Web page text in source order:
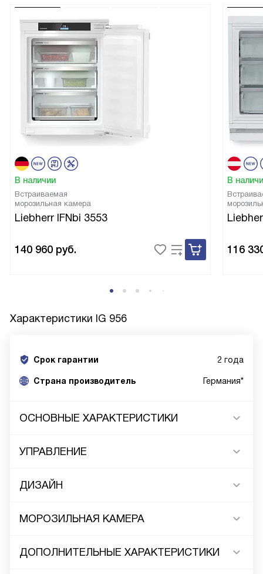
В наличии
Встраиваемая
морозильная камера
Liebherr IFNbi 3553
140 960 руб.
В
116
Характеристики IG 956
Срок гарантии 2 года
Cтрана производитель Германия*
ОСНОВНЫЕ ХАРАКТЕРИСТИКИ
УПРАВЛЕНИЕ
ДИЗАЙН
МОРОЗИЛЬНАЯ КАМЕРА
ДОПОЛНИТЕЛЬНЫЕ ХАРАКТЕРИСТИКИ